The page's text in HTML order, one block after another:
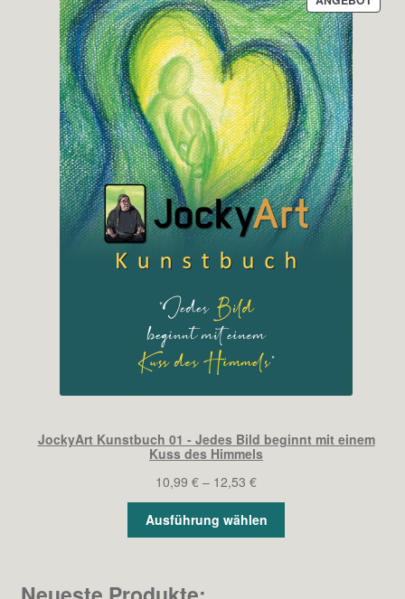
IM
JockyArt Kunstbuch 01 - Jedes Bild beginnt mit einem
Kuss des Himmels
10,99 € – 12,53 €Preisspanne:
10,99 €
bis
12,53 €
Ausführung wählen